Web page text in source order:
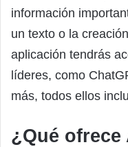
información
un texto o la
aplicación tendrás
líderes, como
más, todos ellos
¿Qué ofrece